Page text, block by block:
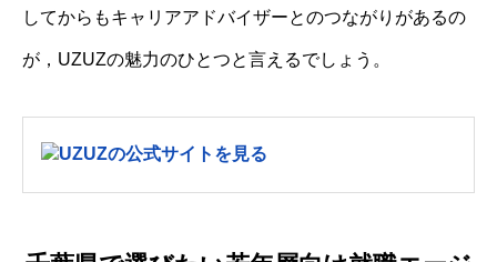
してからもキャリアアドバイザーとのつながりがあるの
が，UZUZの魅力のひとつと言えるでしょう。
UZUZの公式サイトを見る